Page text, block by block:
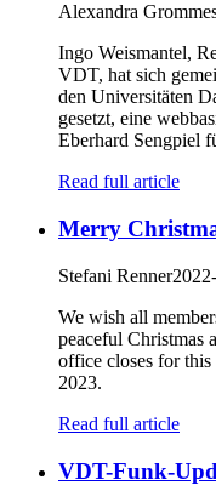
Alexandra
Ingo Weismantel,
VDT, hat sich
den Universitäten
gesetzt, eine
Eberhard Sengpiel
Read full article
Merry
Stefani Renner
We wish all
peaceful Christmas
office closes for
2023.
Read full article
VDT-Funk-